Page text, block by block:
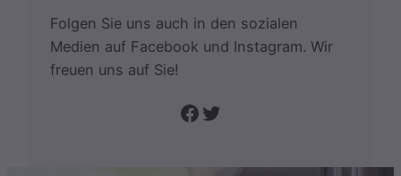
Folgen Sie uns auch in den sozialen
Medien auf Facebook und Instagram. Wir
freuen uns auf Sie!
Folge uns auf Facebook Twitter